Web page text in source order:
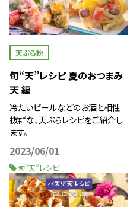
天ぷら粉
旬“天”レシピ 夏のおつまみ
天 編
冷たいビールなどのお酒と相性
抜群な、天ぷらレシピをご紹介し
ます。
2023/06/01
旬“天”レシピ